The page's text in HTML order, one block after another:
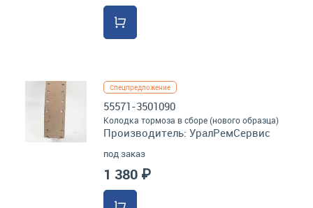
Спецпредложение
55571-3501090
Колодка тормоза в сборе (нового образца)
Производитель: УралРемСервис
под заказ
1 380 ₽